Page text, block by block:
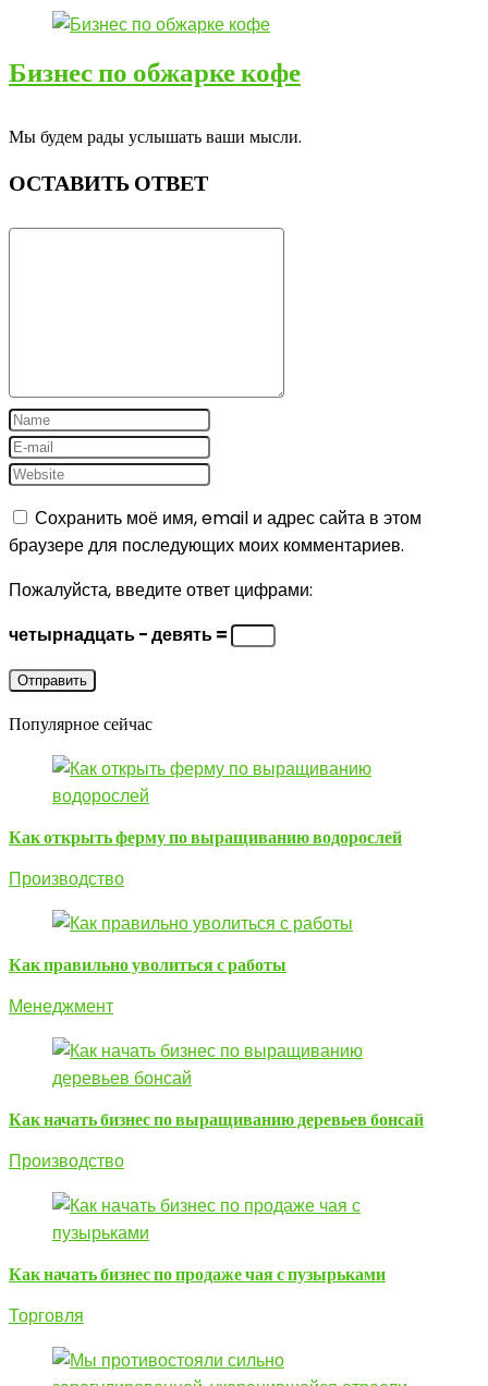
Бизнес по обжарке кофе
Мы будем рады услышать ваши мысли.
ОСТАВИТЬ ОТВЕТ
Сохранить моё имя, email и адрес сайта в этом
браузере для последующих моих комментариев.
Пожалуйста, введите ответ цифрами:
четырнадцать − девять =
Популярное сейчас
Как открыть ферму по выращиванию водорослей
Производство
Как правильно уволиться с работы
Менеджмент
Как начать бизнес по выращиванию деревьев бонсай
Производство
Как начать бизнес по продаже чая с пузырьками
Торговля